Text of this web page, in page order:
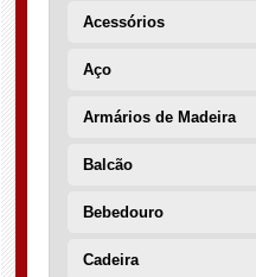
Acessórios
Aço
Armários de Madeira
Balcão
Bebedouro
Cadeira